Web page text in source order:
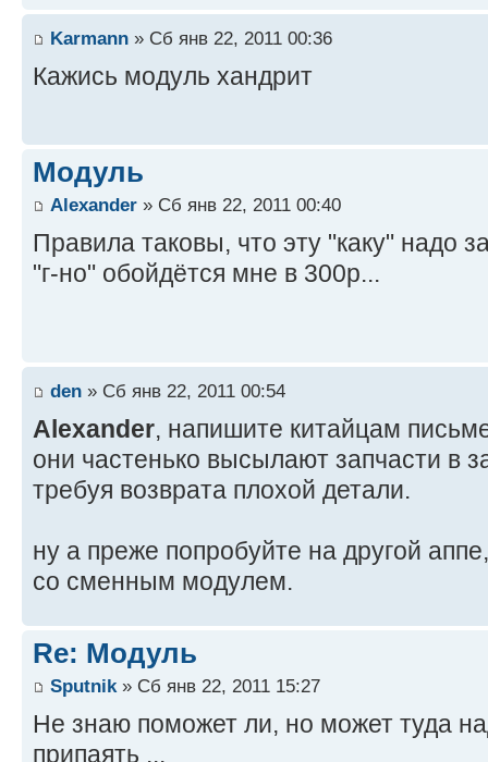
Karmann » Сб янв 22, 2011 00:36
Кажись модуль хандрит
Модуль
Alexander » Сб янв 22, 2011 00:40
Правила таковы, что эту "каку" надо
"г-но" обойдётся мне в 300р...
den » Сб янв 22, 2011 00:54
Alexander, напишите китайцам
они частенько высылают запчасти в
требуя возврата плохой детали.
ну а преже попробуйте на другой
со сменным модулем.
Re: Модуль
Sputnik » Сб янв 22, 2011 15:27
Не знаю поможет ли, но может туда
припаять ...